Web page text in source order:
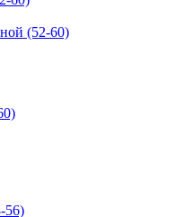
(52-60)